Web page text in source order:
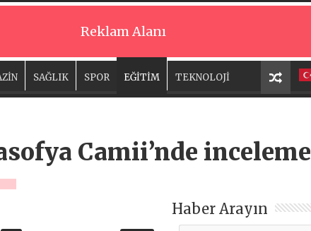
Reklam Alanı
SAĞLIK SPOR EĞİTİM TEKNOLOJİ
Camii’nde inceleme
Haber Arayın